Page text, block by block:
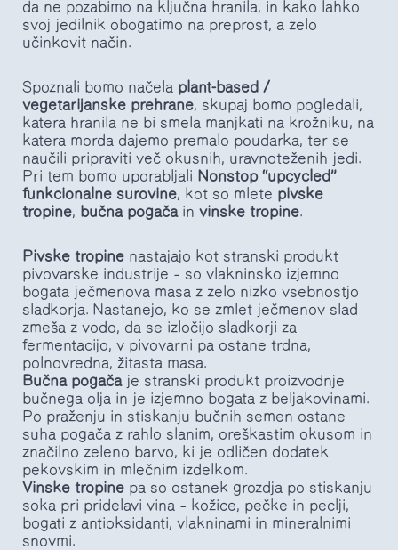
da ne pozabimo na ključna hranila, in kako lahko
svoj jedilnik obogatimo na preprost, a zelo
učinkovit način.
Spoznali bomo načela plant-based /
vegetarijanske prehrane, skupaj bomo pogledali,
katera hranila ne bi smela manjkati na krožniku, na
katera morda dajemo premalo poudarka, ter se
naučili pripraviti več okusnih, uravnoteženih jedi.
Pri tem bomo uporabljali Nonstop “upcycled”
funkcionalne surovine, kot so mlete pivske
tropine, bučna pogačain vinske tropine.
Pivske tropine nastajajo kot stranski produkt
pivovarske industrije – so vlakninsko izjemno
bogata ječmenova masa z zelo nizko vsebnostjo
sladkorja. Nastanejo, ko se zmlet ječmenov slad
zmeša z vodo, da se izločijo sladkorji za
fermentacijo, v pivovarni pa ostane trdna,
polnovredna, žitasta masa.
Bučna pogačaje stranski produkt proizvodnje
bučnega olja in je izjemno bogata z beljakovinami.
Po praženju in stiskanju bučnih semen ostane
suha pogača z rahlo slanim, oreškastim okusom in
značilno zeleno barvo, ki je odličen dodatek
pekovskim in mlečnim izdelkom.
Vinske tropine pa so ostanek grozdja po stiskanju
soka pri pridelavi vina – kožice, pečke in peclji,
bogati z antioksidanti, vlakninami in mineralnimi
snovmi.